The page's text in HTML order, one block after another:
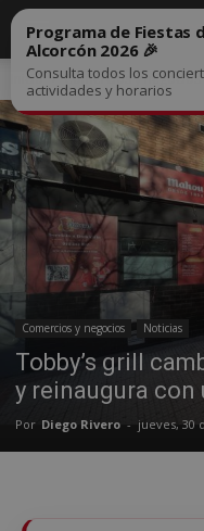
Inicio Comercios y negocios
Comercios y negocios Noticias
Tobby’s grill
y reinaugura
Por Diego Rivero - jueves, 30
Programa de Fiestas
Alcorcón 2026 🎉
Consulta todos los
actividades y horarios